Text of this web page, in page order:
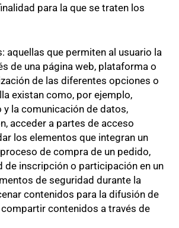
para la que se traten los
aquellas que permiten al usuario la
de una página web, plataforma o
de las diferentes opciones o
existan como, por ejemplo,
la comunicación de datos,
acceder a partes de acceso
los elementos que integran un
de compra de un pedido,
de inscripción o participación en un
de seguridad durante la
contenidos para la difusión de
contenidos a través de